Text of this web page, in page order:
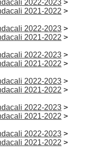
2022-2023 >
2021-2022 >
2022-2023 >
2021-2022 >
2022-2023 >
2021-2022 >
2022-2023 >
2021-2022 >
2022-2023 >
2021-2022 >
2022-2023 >
2021-2022 >